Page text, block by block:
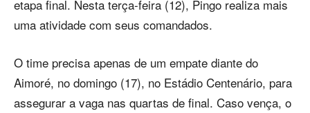
etapa final. Nesta terça-feira (12), Pingo realiza mais
uma atividade com seus comandados.
O time precisa apenas de um empate diante do
Aimoré, no domingo (17), no Estádio Centenário, para
assegurar a vaga nas quartas de final. Caso vença, o